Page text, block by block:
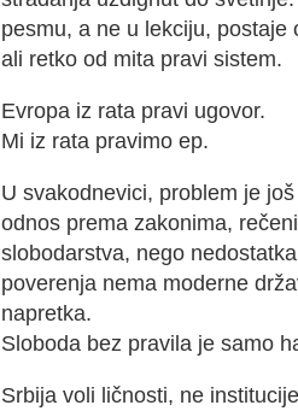
pesmu, a ne u lekciju,
ali retko od mita pravi sistem.
Evropa iz rata pravi ugovor.
Mi iz rata pravimo ep.
U svakodnevici, problem je
odnos prema zakonima,
slobodarstva, nego
poverenja nema moderne
napretka.
Sloboda bez pravila je samo
Srbija voli ličnosti, ne